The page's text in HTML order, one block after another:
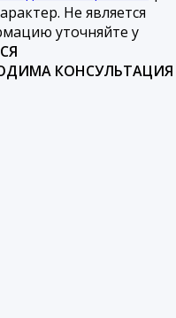
Не является
уточняйте у
КОНСУЛЬТАЦИЯ